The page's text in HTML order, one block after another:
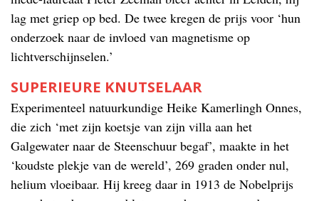
lag met griep op bed. De twee kregen de prijs voor ‘hun
onderzoek naar de invloed van magnetisme op
lichtverschijnselen.’
SUPERIEURE KNUTSELAAR
Experimenteel natuurkundige Heike Kamerlingh Onnes,
die zich ‘met zijn koetsje van zijn villa aan het
Galgewater naar de Steenschuur begaf’, maakte in het
‘koudste plekje van de wereld’, 269 graden onder nul,
helium vloeibaar. Hij kreeg daar in 1913 de Nobelprijs